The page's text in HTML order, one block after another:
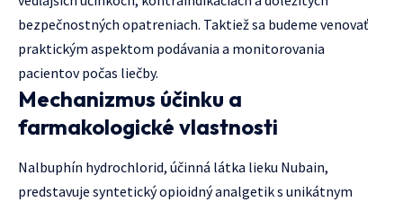
bezpečnostných opatreniach. Taktiež sa budeme venovať
praktickým aspektom podávania a monitorovania
pacientov počas liečby.
Mechanizmus účinku a
farmakologické vlastnosti
Nalbuphín hydrochlorid, účinná látka lieku Nubain,
predstavuje syntetický opioidný analgetik s unikátnym